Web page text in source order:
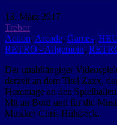
13. März 2017
Trebor
Action, Arcade, Games,
RETRO - Allgemein,
Der unabhängiger
derzeit an dem Titel Zaxx,
Hommage an den
Mit an Bord und für die
Musiker Chris Hülsbeck.